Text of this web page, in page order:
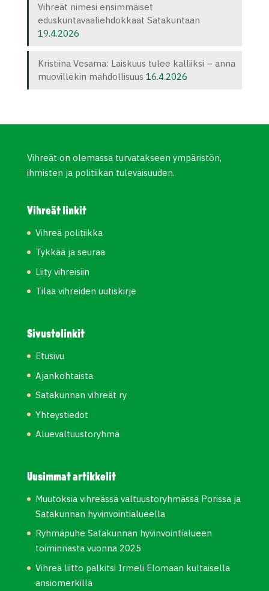
Vihreät nimesi ensimmäiset
eduskuntavaaliehdokkaat Satakuntaan
19.4.2026
Kristiina Vesama: Laiskuus tulee kalliiksi – anna
muovillekin mahdollisuus 16.4.2026
Vihreät on olemassa turvatakseen ympäristön,
ihmisten ja politiikan tulevaisuuden.
Vihreät linkit
Vihreä politiikka
Tykkää ja seuraa
Liity vihreisiin
Tilaa vihreiden uutiskirje
Sivustolinkit
Etusivu
Ajankohtaista
Satakunnan vihreät ry
Yhteystiedot
Aluevaltuustoryhmä
Uusimmat artikkelit
Muutoksia vihreässä valtuustoryhmässä Porissa ja
Satakunnan hyvinvointialueella
Ryhmäpuhe Satakunnan hyvinvointialueen
toiminnasta vuonna 2025
Vihreä liitto palkitsi Irmeli Elomaan kultaisella
ansiomerkillä